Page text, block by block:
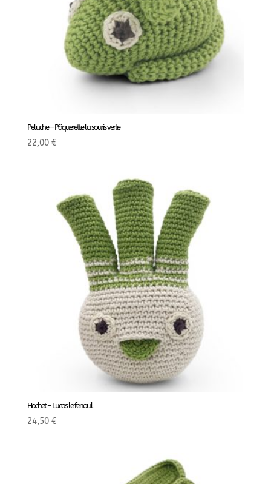
Peluche – Pâquerette la souris verte
22,00 €
Hochet – Lucas le fenouil
24,50 €